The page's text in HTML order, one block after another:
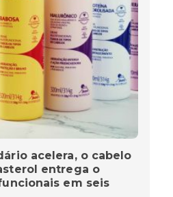
acelera, o cabelo
entrega o
em seis